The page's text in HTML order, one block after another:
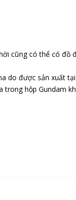
cũng có thể có đồ
do được sản xuất
hộp Gundam